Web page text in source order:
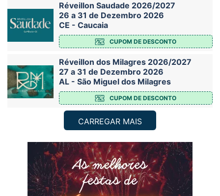
Réveillon Saudade 2026/2027
26 a 31 de Dezembro 2026
CE - Caucaia
CUPOM DE DESCONTO
Réveillon dos Milagres 2026/2027
27 a 31 de Dezembro 2026
AL - São Miguel dos Milagres
CUPOM DE DESCONTO
CARREGAR MAIS